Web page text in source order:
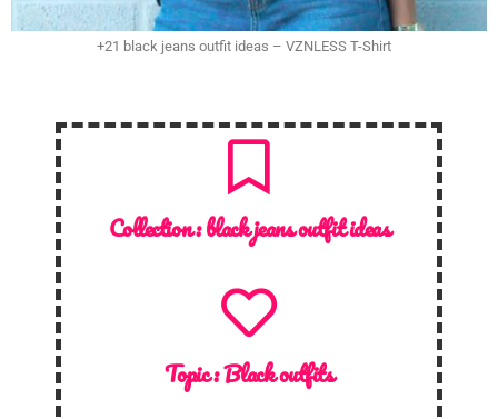
+21 black jeans outfit ideas – VZNLESS T-Shirt
Collection :black jeans outfit ideas
Topic :Black outfits